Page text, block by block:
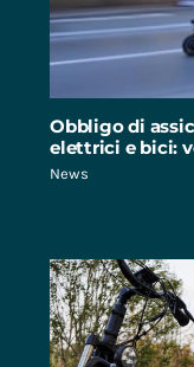
Obbligo di
elettrici e bici:
News